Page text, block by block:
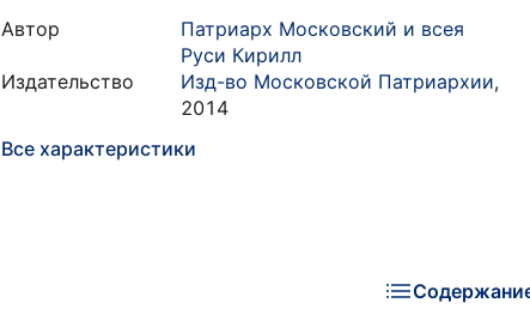
Автор
Патриарх Московский и всея
Руси Кирилл
Издательство
Изд-во Московской Патриархии,
2014
Все характеристики